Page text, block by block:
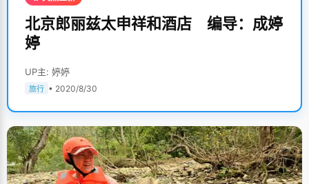
北京郎丽兹太申祥和酒店 编导：成婷
婷
UP主: 婷婷
旅行 • 2020/8/30